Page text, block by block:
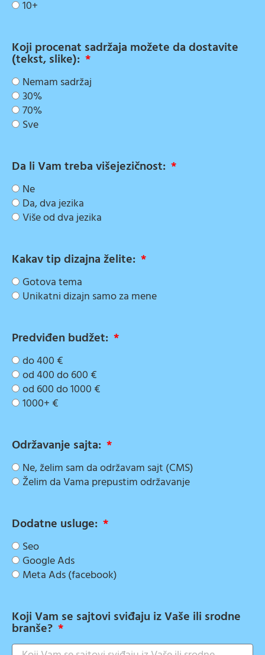
10+
Koji procenat sadržaja možete da dostavite
(tekst, slike):
Nemam sadržaj
30%
70%
Sve
Da li Vam treba višejezičnost:
Ne
Da, dva jezika
Više od dva jezika
Kakav tip dizajna želite:
Gotova tema
Unikatni dizajn samo za mene
Predviđen budžet:
do 400 €
od 400 do 600 €
od 600 do 1000 €
1000+ €
Održavanje sajta:
Ne, želim sam da održavam sajt (CMS)
Želim da Vama prepustim održavanje
Dodatne usluge:
Seo
Google Ads
Meta Ads (facebook)
Koji Vam se sajtovi sviđaju iz Vaše ili srodne
branše?